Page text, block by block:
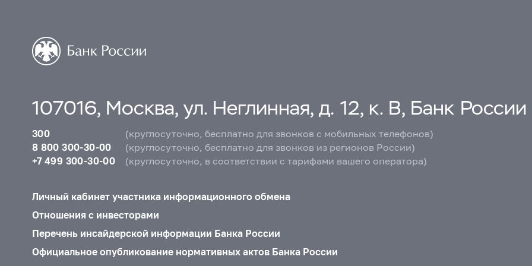
107016, Москва, ул. Неглинная, д. 12, к. В, Банк России
300
(круглосуточно, бесплатно для звонков с мобильных телефонов)
8 800 300-30-00
(круглосуточно, бесплатно для звонков из регионов России)
+7 499 300-30-00
(круглосуточно, в соответствии с тарифами вашего оператора)
Личный кабинет участника информационного обмена
Отношения с инвесторами
Перечень инсайдерской информации Банка России
Официальное опубликование нормативных актов Банка России